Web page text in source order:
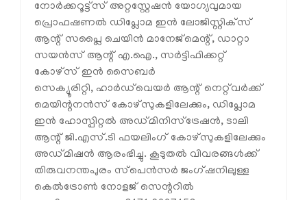
നോർക്കറൂട്ട്‌സ് അറ്റസ്റ്റേഷൻ യോഗ്യവുമായ
പ്രൊഫഷണൽ ഡിപ്ലോമ ഇൻ ലോജിസ്റ്റിക്‌സ്
ആന്റ് സപ്ലൈ ചെയിൻ മാനേജ്‌മെന്റ്, ഡാറ്റാ
സയൻസ് ആന്റ് എ.ഐ., സർട്ടിഫിക്കറ്റ്
കോഴ്സ് ഇൻ സൈബർ
സെക്യൂരിറ്റി, ഹാർഡ്‌വെയർ ആന്റ് നെറ്റ്‌വർക്ക്‌
മെയിന്റനൻസ് കോഴ്‌സുകളിലേക്കും, ഡിപ്ലോമ
ഇൻ ഹോസ്പിറ്റൽ അഡ്മിനിസ്‌ട്രേഷൻ, ടാലി
ആന്റ് ജി.എസ്.ടി ഫയലിംഗ് കോഴ്‌സുകളിലേക്കും
അഡ്മിഷൻ ആരംഭിച്ചു. കൂടുതൽ വിവരങ്ങൾക്ക്
തിരുവനന്തപുരം സ്‌പെൻസർ ജംഗ്ഷനിലുള്ള
കെൽട്രോൺ നോളജ് സെന്ററിൽ